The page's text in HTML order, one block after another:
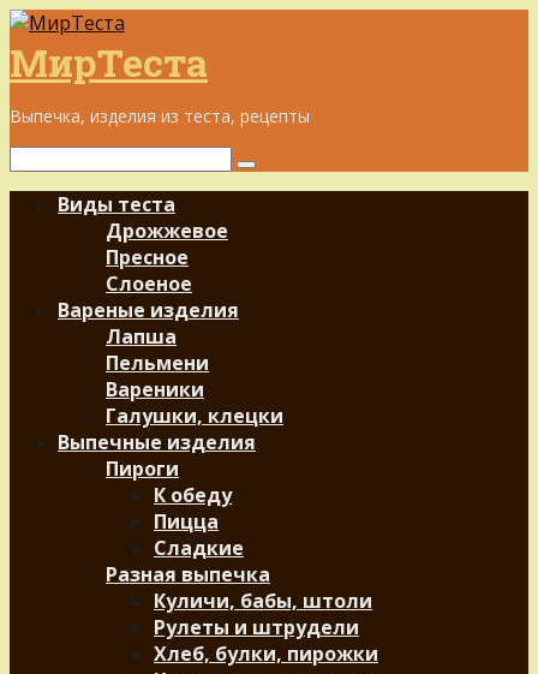
Перейти
к
контенту
МирТеста
Выпечка, изделия из теста, рецепты
Поиск:
Виды теста
Дрожжевое
Пресное
Слоеное
Вареные изделия
Лапша
Пельмени
Вареники
Галушки, клецки
Выпечные изделия
Пироги
К обеду
Пицца
Сладкие
Разная выпечка
Куличи, бабы, штоли
Рулеты и штрудели
Хлеб, булки, пирожки